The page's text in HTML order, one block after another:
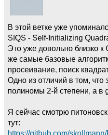
В этой ветке уже
SIQS - Self-Initializing
Это уже довольно близко к
же самые базовые
просеивание, поиск
Одно из отличий в том, что
полиномы 2-й степени, а в
Я сейчас смотрю
тут:
https://github.com/